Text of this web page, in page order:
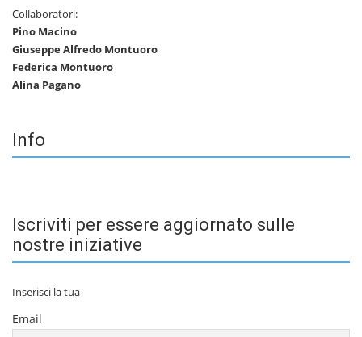
Collaboratori:
Pino Macino
Giuseppe Alfredo Montuoro
Federica Montuoro
Alina Pagano
Info
Iscriviti per essere aggiornato sulle
nostre iniziative
Inserisci la tua
Email